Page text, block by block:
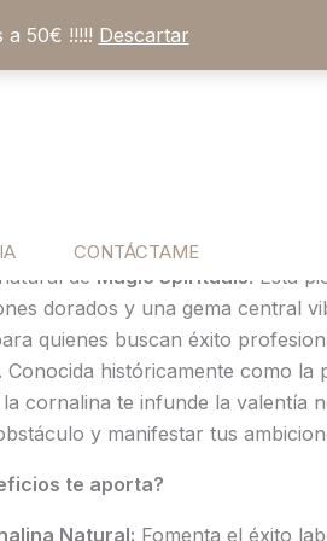
a 50€ !!!!! Descartar
CONTÁCTAME
del «fuego solar» en tu
de Magic Spirituals. Esta
dorados y una gema central
quienes buscan éxito
Conocida históricamente como la
la cornalina te infunde la valentía
y manifestar tus
te aporta?
Natural: Fomenta el éxito